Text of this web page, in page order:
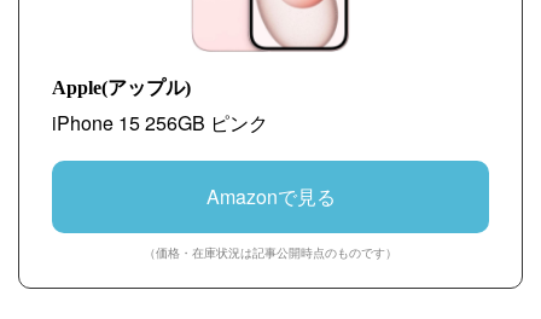
Apple(アップル)
iPhone 15 256GB ピンク
Amazonで見る
（価格・在庫状況は記事公開時点のものです）